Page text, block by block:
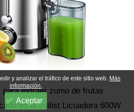
extraer zumo de frutas
es la Juilist Licuadora 600W
y analizar el tráfico de este sitio web. Más
información.
Aceptar